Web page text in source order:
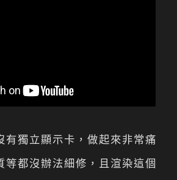
有獨立顯示卡，做起來非常痛
等都沒辦法細修，且渲染這個